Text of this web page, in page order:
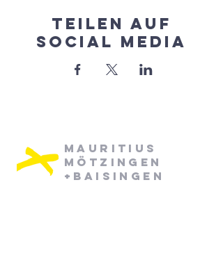
Teilen auf
Social Media
Mauritius
Mötzingen
+Baisingen